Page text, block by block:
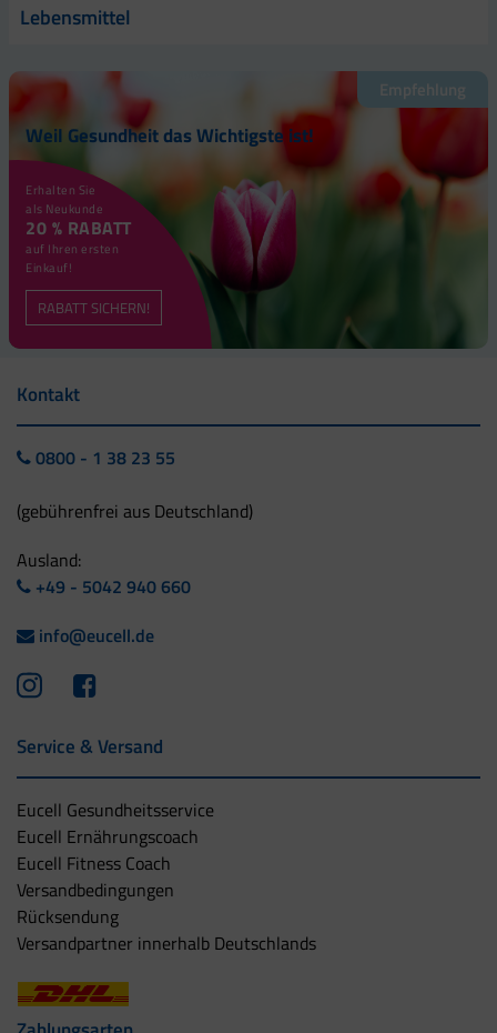
Lebensmittel
Empfehlung
Weil Gesundheit das Wichtigste ist!
Erhalten Sie
als Neukunde
20 % RABATT
auf Ihren ersten
Einkauf!
RABATT SICHERN!
Kontakt
0800 - 1 38 23 55
(gebührenfrei aus Deutschland)
Ausland:
+49 - 5042 940 660
info@eucell.de
Service & Versand
Eucell Gesundheitsservice
Eucell Ernährungscoach
Eucell Fitness Coach
Versandbedingungen
Rücksendung
Versandpartner innerhalb Deutschlands